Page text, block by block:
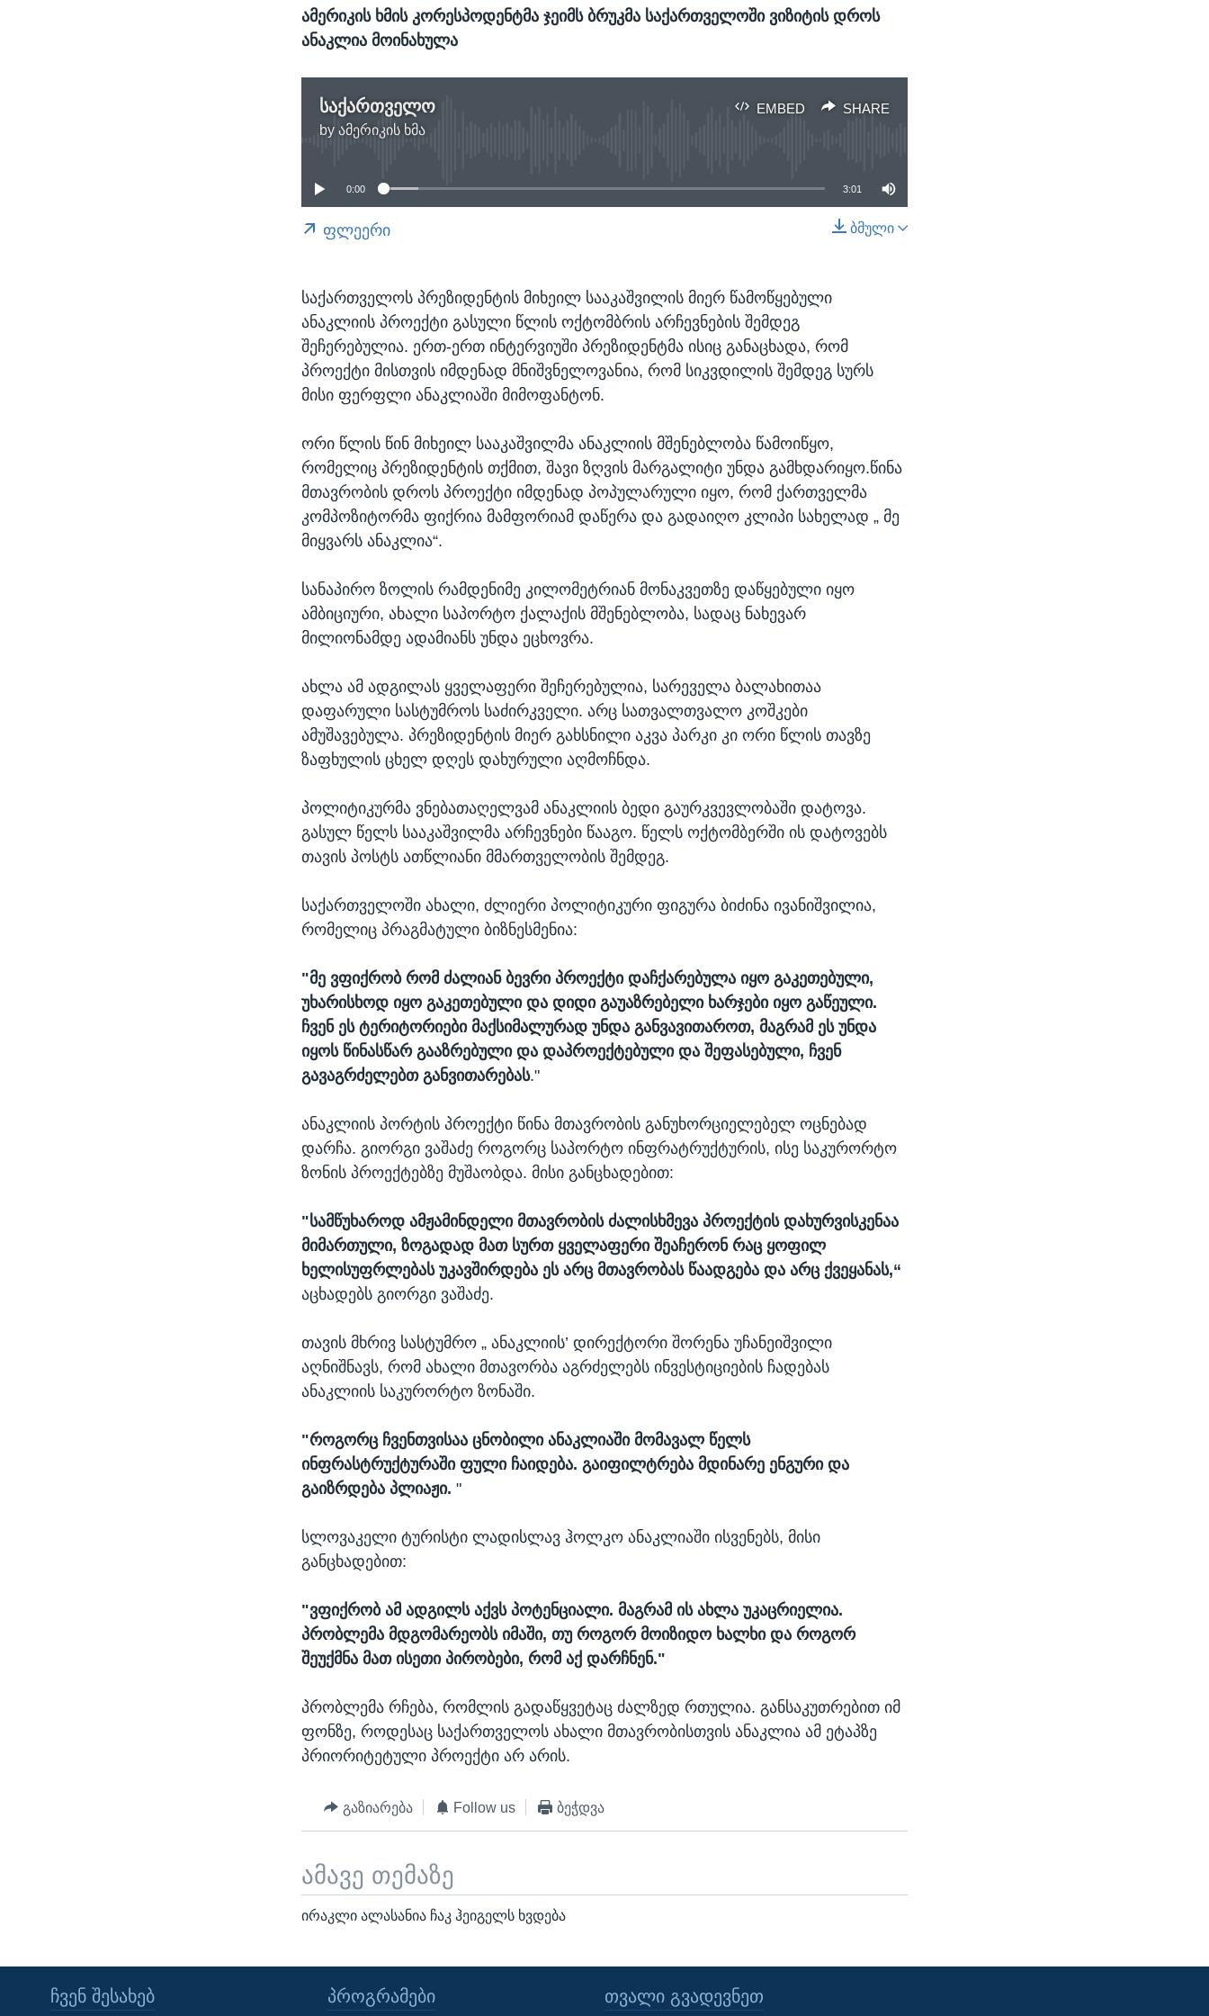
ამერიკის ხმის კორესპოდენტმა ჯეიმს ბრუკმა საქართველოში ვიზიტის დროს
ანაკლია მოინახულა
EMBED SHARE
საქართველო
byამერიკის ხმა
SHARE
0:00 3:01
ბმული
ფლეერი
საქართველოს პრეზიდენტის მიხეილ სააკაშვილის მიერ წამოწყებული
ანაკლიის პროექტი გასული წლის ოქტომბრის არჩევნების შემდეგ
შეჩერებულია. ერთ-ერთ ინტერვიუში პრეზიდენტმა ისიც განაცხადა, რომ
პროექტი მისთვის იმდენად მნიშვნელოვანია, რომ სიკვდილის შემდეგ სურს
მისი ფერფლი ანაკლიაში მიმოფანტონ.
ორი წლის წინ მიხეილ სააკაშვილმა ანაკლიის მშენებლობა წამოიწყო,
რომელიც პრეზიდენტის თქმით, შავი ზღვის მარგალიტი უნდა გამხდარიყო.წინა
მთავრობის დროს პროექტი იმდენად პოპულარული იყო, რომ ქართველმა
კომპოზიტორმა ფიქრია მამფორიამ დაწერა და გადაიღო კლიპი სახელად „ მე
მიყვარს ანაკლია“.
სანაპირო ზოლის რამდენიმე კილომეტრიან მონაკვეთზე დაწყებული იყო
ამბიციური, ახალი საპორტო ქალაქის მშენებლობა, სადაც ნახევარ
მილიონამდე ადამიანს უნდა ეცხოვრა.
ახლა ამ ადგილას ყველაფერი შეჩერებულია, სარეველა ბალახითაა
დაფარული სასტუმროს საძირკველი. არც სათვალთვალო კოშკები
ამუშავებულა. პრეზიდენტის მიერ გახსნილი აკვა პარკი კი ორი წლის თავზე
ზაფხულის ცხელ დღეს დახურული აღმოჩნდა.
პოლიტიკურმა ვნებათაღელვამ ანაკლიის ბედი გაურკვევლობაში დატოვა.
გასულ წელს სააკაშვილმა არჩევნები წააგო. წელს ოქტომბერში ის დატოვებს
თავის პოსტს ათწლიანი მმართველობის შემდეგ.
საქართველოში ახალი, ძლიერი პოლიტიკური ფიგურა ბიძინა ივანიშვილია,
რომელიც პრაგმატული ბიზნესმენია:
"მე ვფიქრობ რომ ძალიან ბევრი პროექტი დაჩქარებულა იყო გაკეთებული,
უხარისხოდ იყო გაკეთებული და დიდი გაუაზრებელი ხარჯები იყო გაწეული.
ჩვენ ეს ტერიტორიები მაქსიმალურად უნდა განვავითაროთ, მაგრამ ეს უნდა
იყოს წინასწარ გააზრებული და დაპროექტებული და შეფასებული, ჩვენ
გავაგრძელებთ განვითარებას."
ანაკლიის პორტის პროექტი წინა მთავრობის განუხორციელებელ ოცნებად
დარჩა. გიორგი ვაშაძე როგორც საპორტო ინფრატრუქტურის, ისე საკურორტო
ზონის პროექტებზე მუშაობდა. მისი განცხადებით:
"სამწუხაროდ ამჟამინდელი მთავრობის ძალისხმევა პროექტის დახურვისკენაა
მიმართული, ზოგადად მათ სურთ ყველაფერი შეაჩერონ რაც ყოფილ
ხელისუფრლებას უკავშირდება ეს არც მთავრობას წაადგება და არც ქვეყანას,“
აცხადებს გიორგი ვაშაძე.
თავის მხრივ სასტუმრო „ ანაკლიის’ დირექტორი შორენა უჩანეიშვილი
აღნიშნავს, რომ ახალი მთავორბა აგრძელებს ინვესტიციების ჩადებას
ანაკლიის საკურორტო ზონაში.
"როგორც ჩვენთვისაა ცნობილი ანაკლიაში მომავალ წელს
ინფრასტრუქტურაში ფული ჩაიდება. გაიფილტრება მდინარე ენგური და
გაიზრდება პლიაჟი."
სლოვაკელი ტურისტი ლადისლავ ჰოლკო ანაკლიაში ისვენებს, მისი
განცხადებით:
"ვფიქრობ ამ ადგილს აქვს პოტენციალი. მაგრამ ის ახლა უკაცრიელია.
პრობლემა მდგომარეობს იმაში, თუ როგორ მოიზიდო ხალხი და როგორ
შეუქმნა მათ ისეთი პირობები, რომ აქ დარჩნენ."
პრობლემა რჩება, რომლის გადაწყვეტაც ძალზედ რთულია. განსაკუთრებით იმ
ფონზე, როდესაც საქართველოს ახალი მთავრობისთვის ანაკლია ამ ეტაპზე
პრიორიტეტული პროექტი არ არის.
გაზიარება Follow us ბეჭდვა
ამავე თემაზე
ირაკლი ალასანია ჩაკ ჰეიგელს ხვდება
ᲗᲕᲐᲚᲘ ᲒᲕᲐᲓᲔᲕᲜᲔᲗ
ᲩᲕᲔᲜ ᲨᲔᲡᲐᲮᲔᲑ ᲞᲠᲝᲒᲠᲐᲛᲔᲑᲘ